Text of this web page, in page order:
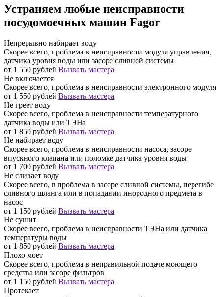
Устраняем любые неисправности
посудомоечных машин Fagor
Непрерывно набирает воду
Скорее всего, проблема в неисправности модуля управления,
датчика уровня воды или засоре сливной системы
от 1 550 рублей Вызвать мастера
Не включается
Скорее всего, проблема в неисправности электронного модуля
от 1 550 рублей Вызвать мастера
Не греет воду
Скорее всего, проблема в неисправности температурного
датчика воды или ТЭНа
от 1 850 рублей Вызвать мастера
Не набирает воду
Скорее всего, проблема в неисправности насоса, засоре
впускного клапана или поломке датчика уровня воды
от 1 700 рублей Вызвать мастера
Не сливает воду
Скорее всего, в проблема в засоре сливной системы, перегибе
сливного шланга или в попадании инородного предмета в
насос
от 1 150 рублей Вызвать мастера
Не сушит
Скорее всего, проблема в неисправности ТЭНа или датчика
температуры воды
от 1 850 рублей Вызвать мастера
Плохо моет
Скорее всего, проблема в неправильной подаче моющего
средства или засоре фильтров
от 1 150 рублей Вызвать мастера
Протекает